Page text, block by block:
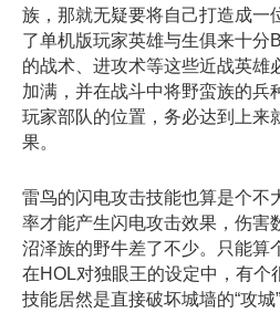
族，那就无疑要将自己打造成一
了单机版玩家英雄与生俱来十分
的战术、进攻术等这些近战英雄
加满，并在战斗中将野蛮族的兵
玩家部队的位置，务必达到上来
果。
雷鸟的闪电攻击技能也算是个不
率才能产生闪电攻击效果，伤害
沼泽族的野牛差了不少。只能算
在HOL对独眼王的设定中，有个
技能居然是直接破坏城墙的“攻